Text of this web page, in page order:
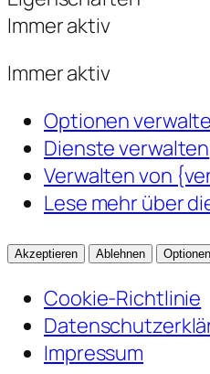
Immer aktiv
Immer aktiv
Optionen
Dienste verwalten
Verwalten von
Lese mehr über
Akzeptieren Ablehnen
Cookie-Richtlinie
Impressum